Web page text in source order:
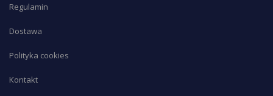
Regulamin
Dostawa
Polityka cookies
Kontakt